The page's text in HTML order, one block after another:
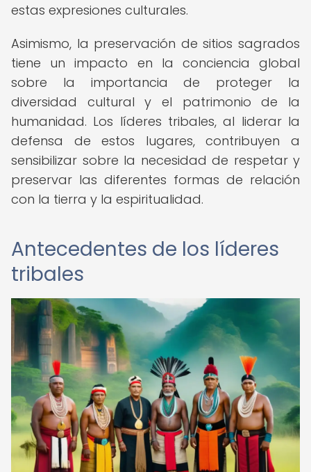
estas expresiones culturales.
Asimismo, la preservación de sitios sagrados
tiene un impacto en la conciencia global
sobre la importancia de proteger la
diversidad cultural y el patrimonio de la
humanidad. Los líderes tribales, al liderar la
defensa de estos lugares, contribuyen a
sensibilizar sobre la necesidad de respetar y
preservar las diferentes formas de relación
con la tierra y la espiritualidad.
Antecedentes de los líderes
tribales